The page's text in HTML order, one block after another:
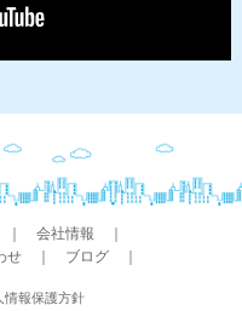
｜ 会社情報 ｜
せ ｜ ブログ ｜
情報保護方針